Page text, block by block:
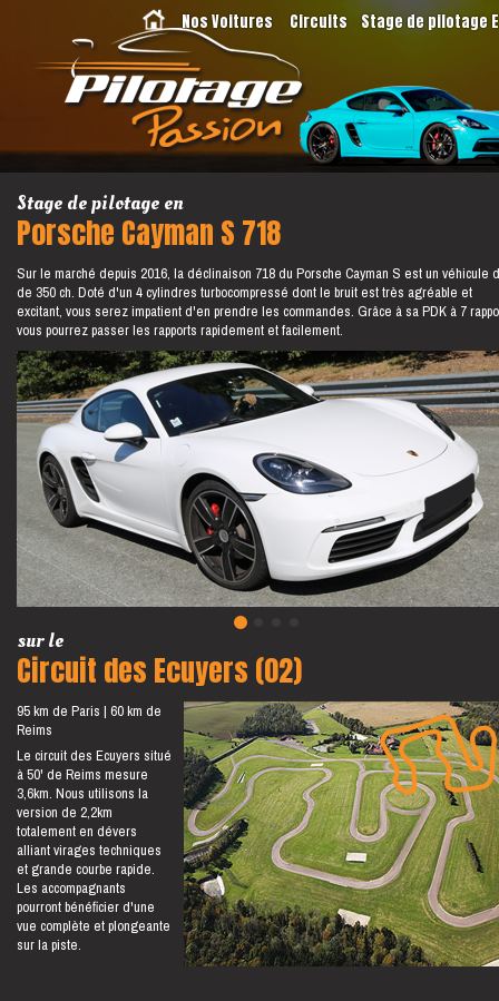
Nos Voitures Circuits Stage de pilotage
Stage de pilotage en
Porsche Cayman S 718
Sur le marché depuis 2016, la déclinaison 718 du Porsche Cayman S est un véhicule
de 350 ch. Doté d'un 4 cylindres turbocompressé dont le bruit est très agréable et
excitant, vous serez impatient d'en prendre les commandes. Grâce à sa PDK à 7
vous pourrez passer les rapports rapidement et facilement.
sur le
Circuit des Ecuyers (02)
95 km de Paris 60 km de
Reims
Le circuit des Ecuyers situé
à 50' de Reims mesure
3,6km. Nous utilisons la
version de 2,2km
totalement en dévers
alliant virages techniques
et grande courbe rapide.
Les accompagnants
pourront bénéficier d'une
vue complète et plongeante
sur la piste.